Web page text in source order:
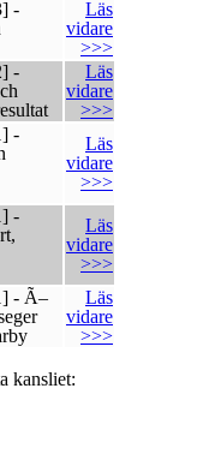
-
Läs
vidare
>>>
-
Läs
vidare
>>>
-
Läs
vidare
>>>
-
Läs
vidare
>>>
- Ã–
Läs
vidare
>>>
kansliet: